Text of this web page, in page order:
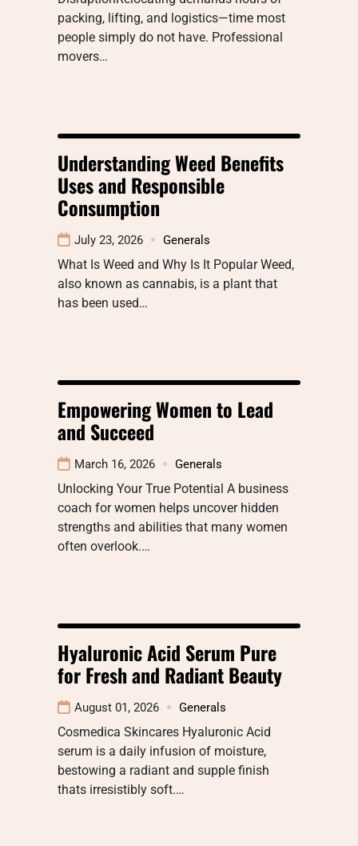
packing, lifting, and logistics—time most
people simply do not have. Professional
movers…
Understanding Weed Benefits
Uses and Responsible
Consumption
July 23, 2026 Generals
What Is Weed and Why Is It Popular Weed,
also known as cannabis, is a plant that
has been used…
Empowering Women to Lead
and Succeed
March 16, 2026 Generals
Unlocking Your True Potential A business
coach for women helps uncover hidden
strengths and abilities that many women
often overlook.…
Hyaluronic Acid Serum Pure
for Fresh and Radiant Beauty
August 01, 2026 Generals
Cosmedica Skincares Hyaluronic Acid
serum is a daily infusion of moisture,
bestowing a radiant and supple finish
thats irresistibly soft.…